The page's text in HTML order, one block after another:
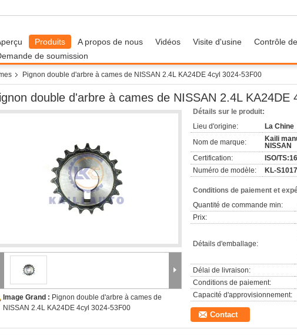
Produits A propos de nous Vidéos Visite d'usine Contrôle
de soumission
Pignon double d'arbre à cames de NISSAN 2.4L KA24DE 4cyl 3024-53F00
double d'arbre à cames de NISSAN 2.4L KA24DE
Image Grand : Pignon double d'arbre à cames de
NISSAN 2.4L KA24DE 4cyl 3024-53F00
Détails sur le produit:
Lieu d'origine:
La Chine
Nom de marque:
Kaili
NISSAN
Certification:
ISO/
Numéro de modèle:
KL-
Conditions de paiement et
Quantité de commande min:
Prix:
Détails d'emballage:
Délai de livraison:
Conditions de paiement:
Capacité d'approvisionnement:
Contact